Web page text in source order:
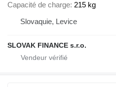
Capacité de charge 215 kg
Slovaquie, Levice
SLOVAK FINANCE s.r.o.